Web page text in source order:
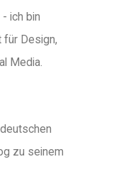
ich bin
für Design,
Media.
zu seinem